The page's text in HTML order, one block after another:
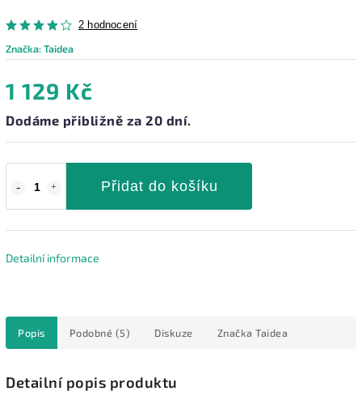
2 hodnocení
Značka:Taidea
1 129 Kč
Dodáme přibližně za 20 dní.
Přidat do košíku
Detailní informace
Popis Podobné (5) Diskuze Značka Taidea
Detailní popis produktu